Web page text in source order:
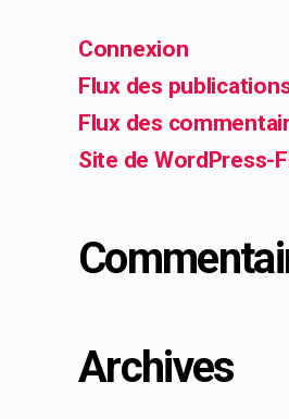
Connexion
Flux des
Flux des
Site de WordPress-
Archives